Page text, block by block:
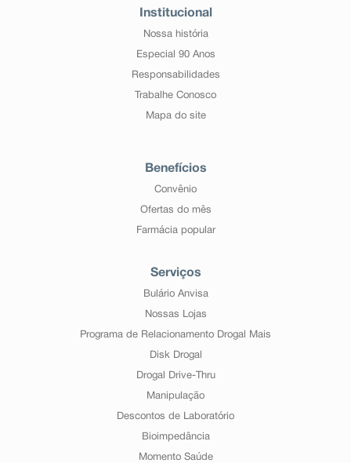
Institucional
Nossa história
Especial 90 Anos
Responsabilidades
Trabalhe Conosco
Mapa do site
Benefícios
Convênio
Ofertas do mês
Farmácia popular
Serviços
Bulário Anvisa
Nossas Lojas
Programa de Relacionamento Drogal Mais
Disk Drogal
Drogal Drive-Thru
Manipulação
Descontos de Laboratório
Bioimpedância
Momento Saúde